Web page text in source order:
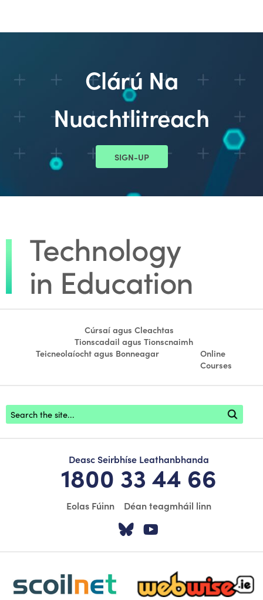
Clárú Na
Nuachtlitreach
SIGN-UP
Cúrsaí agus Cleachtas
Tionscadail agus Tionscnaimh
Teicneolaíocht agus Bonneagar
Online
Courses
Footer search
Deasc Seirbhíse Leathanbhanda
1800 33 44 66
Eolas Fúinn Déan teagmháil linn
Tabhair cuairt ar
scoilnet-footer-logo3 webwise-logo-sticky